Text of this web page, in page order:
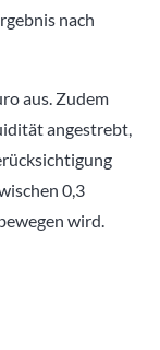
nach
aus. Zudem
angestrebt,
0,3
wird.